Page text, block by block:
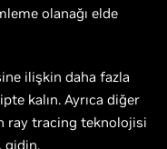
olanağı elde
ilişkin daha fazla
kalın. Ayrıca diğer
ray tracing teknolojisi
, gidin.